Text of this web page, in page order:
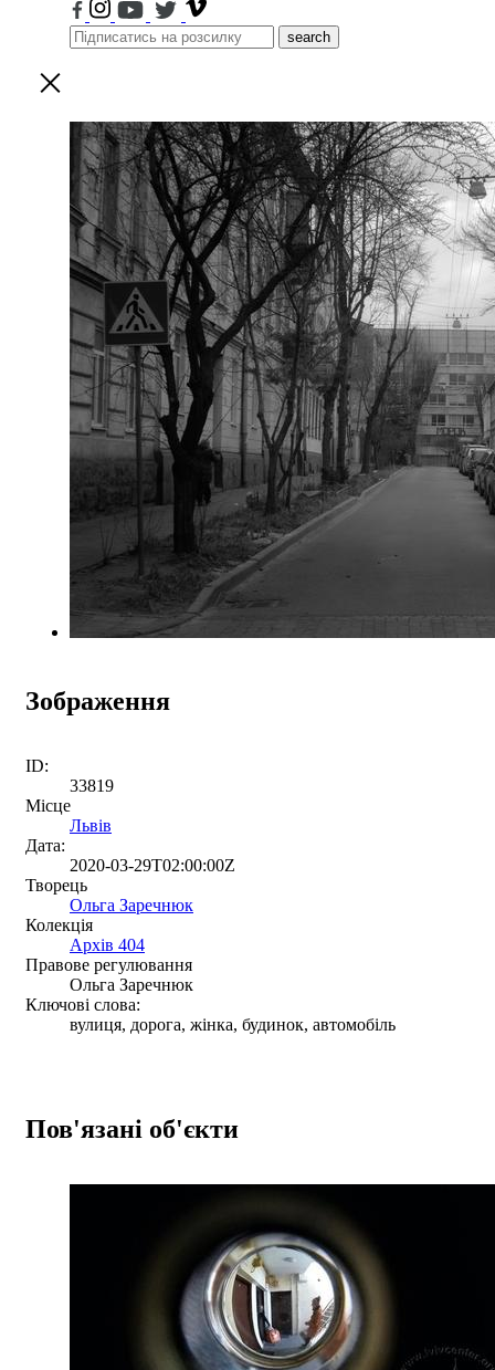
search
Зображення
ID:
33819
Місце
Львів
Дата:
2020-03-29T02:00:00Z
Творець
Ольга Заречнюк
Колекція
Архів 404
Правове регулювання
Ольга Заречнюк
Ключові слова:
вулиця, дорога, жінка, будинок, автомобіль
Пов'язані об'єкти